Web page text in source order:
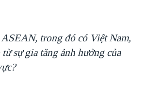
ASEAN, trong đó có Việt Nam,
sự gia tăng ảnh hưởng của